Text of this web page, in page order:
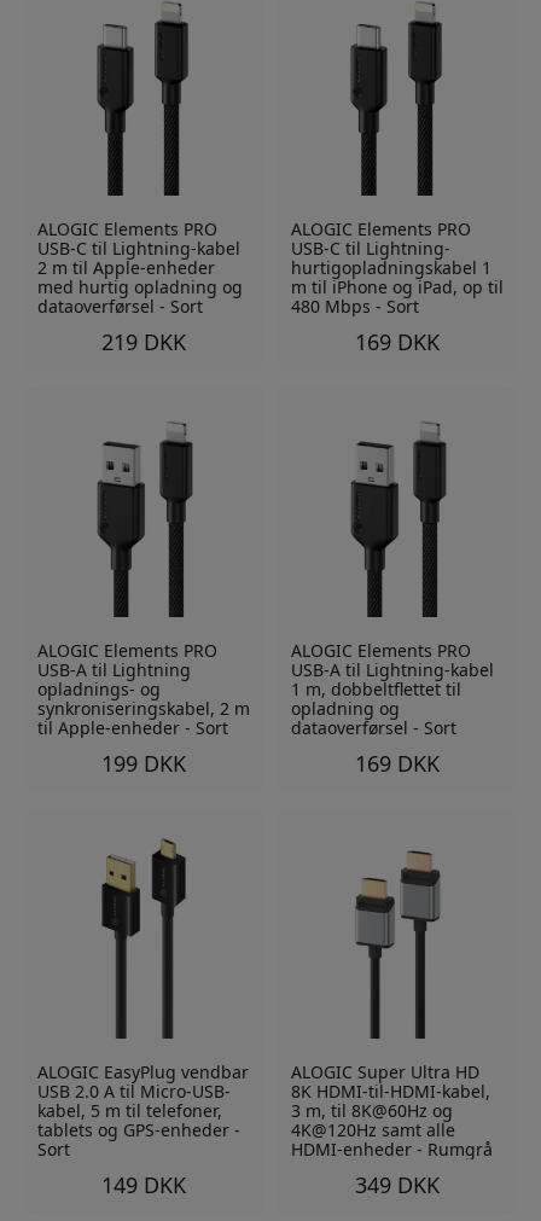
ALOGIC Elements PRO
USB-C til Lightning-kabel
2 m til Apple-enheder
med hurtig opladning og
dataoverførsel - Sort
219 DKK
ALOGIC Elements PRO
USB-C til Lightning-
hurtigopladningskabel 1
m til iPhone og iPad, op til
480 Mbps - Sort
169 DKK
ALOGIC Elements PRO
USB-A til Lightning
opladnings- og
synkroniseringskabel, 2 m
til Apple-enheder - Sort
199 DKK
ALOGIC Elements PRO
USB-A til Lightning-kabel
1 m, dobbeltflettet til
opladning og
dataoverførsel - Sort
169 DKK
ALOGIC EasyPlug vendbar
USB 2.0 A til Micro-USB-
kabel, 5 m til telefoner,
tablets og GPS-enheder -
Sort
149 DKK
ALOGIC Super Ultra HD
8K HDMI-til-HDMI-kabel,
3 m, til 8K@60Hz og
4K@120Hz samt alle
HDMI-enheder - Rumgrå
349 DKK